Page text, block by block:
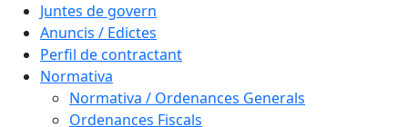
Juntes de govern
Anuncis / Edictes
Perfil de contractant
Normativa
Normativa / Ordenances Generals
Ordenances Fiscals